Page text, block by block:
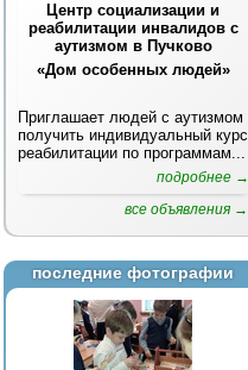
Центр социализации и
реабилитации инвалидов с
аутизмом в Пучково
«Дом особенных людей»
Приглашает людей с аутизмом
получить индивидуальный курс
реабилитации по программам...
подробнее →
все объявления →
последние фотографии